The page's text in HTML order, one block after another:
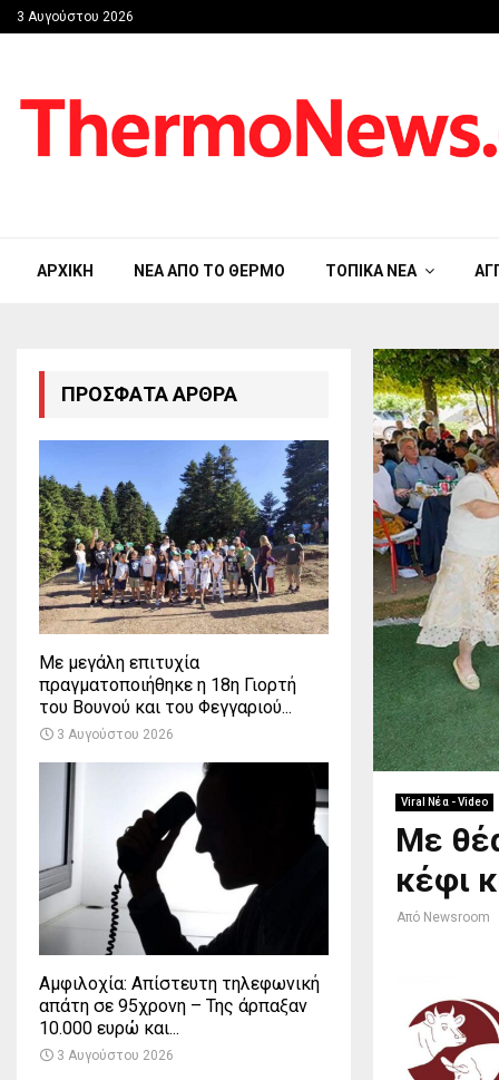
3 Αυγούστου 2026
ΑΡΧΙΚΉ ΝΈΑ ΑΠΟ ΤΟ ΘΈΡΜΟ ΤΟΠΙΚΆ ΝΈΑ
Viral Νέα - Video
Με
κέφι
Από Newsroom
ΠΡΌΣΦΑΤΑ ΆΡΘΡΑ
Με μεγάλη επιτυχία
πραγματοποιήθηκε η 18η Γιορτή
του Βουνού και του Φεγγαριού...
3 Αυγούστου 2026
Αμφιλοχία: Απίστευτη τηλεφωνική
απάτη σε 95χρονη – Της άρπαξαν
10.000 ευρώ και...
3 Αυγούστου 2026